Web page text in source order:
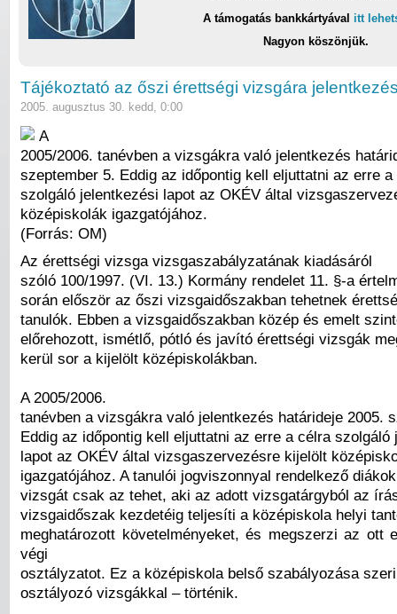
A támogatás bankkártyával itt
Nagyon köszönjük.
Tájékoztató az őszi érettségi vizsgára
2005. augusztus 30. kedd, 0:00
A
2005/2006. tanévben a vizsgákra való jelentkezés
szeptember 5. Eddig az időpontig kell eljuttatni az erre a
szolgáló jelentkezési lapot az OKÉV által
középiskolák igazgatójához.
(Forrás: OM)
Az érettségi vizsga vizsgaszabályzatának kiadásáról
szóló 100/1997. (VI. 13.) Kormány rendelet 11. §-a
során először az őszi vizsgaidőszakban tehetnek
tanulók. Ebben a vizsgaidőszakban közép és emelt
előrehozott, ismétlő, pótló és javító érettségi vizsgák
kerül sor a kijelölt középiskolákban.
A 2005/2006.
tanévben a vizsgákra való jelentkezés határideje 2005.
Eddig az időpontig kell eljuttatni az erre a célra szolgáló
lapot az OKÉV által vizsgaszervezésre kijelölt
igazgatójához. A tanulói jogviszonnyal rendelkező
vizsgát csak az tehet, aki az adott vizsgatárgyból az
vizsgaidőszak kezdetéig teljesíti a középiskola helyi
meghatározott követelményeket, és megszerzi az ott
végi
osztályzatot. Ez a középiskola belső szabályozása
osztályozó vizsgákkal – történik.